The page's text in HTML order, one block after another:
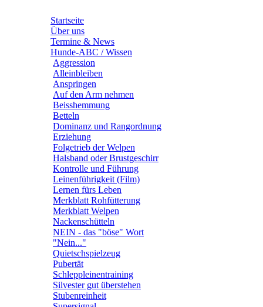
Startseite
Über uns
Termine & News
Hunde-ABC / Wissen
Aggression
Alleinbleiben
Anspringen
Auf den Arm nehmen
Beisshemmung
Betteln
Dominanz und Rangordnung
Erziehung
Folgetrieb der Welpen
Halsband oder Brustgeschirr
Kontrolle und Führung
Leinenführigkeit (Film)
Lernen fürs Leben
Merkblatt Rohfütterung
Merkblatt Welpen
Nackenschütteln
NEIN - das "böse" Wort
"Nein..."
Quietschspielzeug
Pubertät
Schleppleinentraining
Silvester gut überstehen
Stubenreinheit